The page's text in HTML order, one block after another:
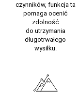
czynników, funkcja ta
pomaga ocenić
zdolność
do utrzymania
długotrwałego
wysiłku.